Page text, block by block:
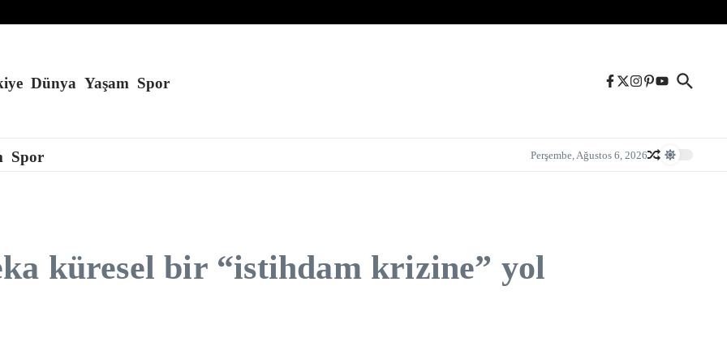
Dünya Yaşam Spor
Spor Perşembe, Ağustos 6, 2026
küresel bir “istihdam krizine” yol